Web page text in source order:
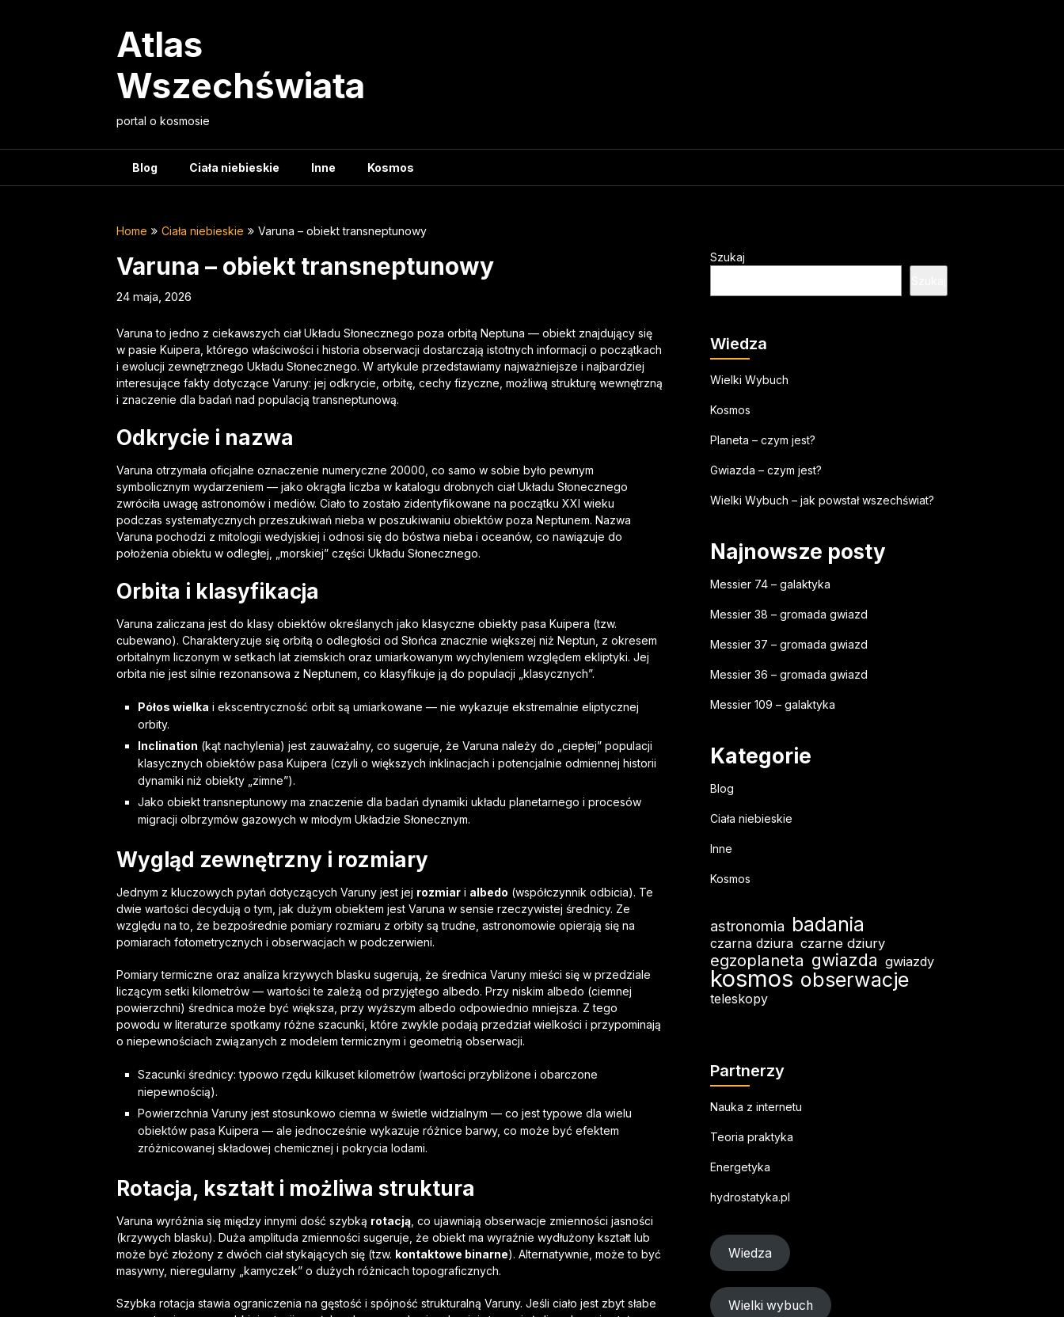
Atlas
Wszechświata
portal o kosmosie
Blog Ciała niebieskie Inne Kosmos
Home Ciała niebieskie Varuna – obiekt transneptunowy
Varuna – obiekt transneptunowy
24 maja, 2026
Varuna to jedno z ciekawszych ciał Układu Słonecznego poza orbitą Neptuna — obiekt znajdujący się
w pasie Kuipera, którego właściwości i historia obserwacji dostarczają istotnych informacji o początkach
i ewolucji zewnętrznego Układu Słonecznego. W artykule przedstawiamy najważniejsze i najbardziej
interesujące fakty dotyczące Varuny: jej odkrycie, orbitę, cechy fizyczne, możliwą strukturę wewnętrzną
i znaczenie dla badań nad populacją transneptunową.
Odkrycie i nazwa
Varuna otrzymała oficjalne oznaczenie numeryczne 20000, co samo w sobie było pewnym
symbolicznym wydarzeniem — jako okrągła liczba w katalogu drobnych ciał Układu Słonecznego
zwróciła uwagę astronomów i mediów. Ciało to zostało zidentyfikowane na początku XXI wieku
podczas systematycznych przeszukiwań nieba w poszukiwaniu obiektów poza Neptunem. Nazwa
Varuna pochodzi z mitologii wedyjskiej i odnosi się do bóstwa nieba i oceanów, co nawiązuje do
położenia obiektu w odległej, „morskiej” części Układu Słonecznego.
Orbita i klasyfikacja
Varuna zaliczana jest do klasy obiektów określanych jako klasyczne obiekty pasa Kuipera (tzw.
cubewano). Charakteryzuje się orbitą o odległości od Słońca znacznie większej niż Neptun, z okresem
orbitalnym liczonym w setkach lat ziemskich oraz umiarkowanym wychyleniem względem ekliptyki. Jej
orbita nie jest silnie rezonansowa z Neptunem, co klasyfikuje ją do populacji „klasycznych”.
Półos wielka i ekscentryczność orbit są umiarkowane — nie wykazuje ekstremalnie eliptycznej
orbity.
Inclination (kąt nachylenia) jest zauważalny, co sugeruje, że Varuna należy do „ciepłej” populacji
klasycznych obiektów pasa Kuipera (czyli o większych inklinacjach i potencjalnie odmiennej historii
dynamiki niż obiekty „zimne”).
Jako obiekt transneptunowy ma znaczenie dla badań dynamiki układu planetarnego i procesów
migracji olbrzymów gazowych w młodym Układzie Słonecznym.
Wygląd zewnętrzny i rozmiary
Jednym z kluczowych pytań dotyczących Varuny jest jej rozmiar i albedo (współczynnik odbicia). Te
dwie wartości decydują o tym, jak dużym obiektem jest Varuna w sensie rzeczywistej średnicy. Ze
względu na to, że bezpośrednie pomiary rozmiaru z orbity są trudne, astronomowie opierają się na
pomiarach fotometrycznych i obserwacjach w podczerwieni.
Pomiary termiczne oraz analiza krzywych blasku sugerują, że średnica Varuny mieści się w przedziale
liczącym setki kilometrów — wartości te zależą od przyjętego albedo. Przy niskim albedo (ciemnej
powierzchni) średnica może być większa, przy wyższym albedo odpowiednio mniejsza. Z tego
powodu w literaturze spotkamy różne szacunki, które zwykle podają przedział wielkości i przypominają
o niepewnościach związanych z modelem termicznym i geometrią obserwacji.
Szacunki średnicy: typowo rzędu kilkuset kilometrów (wartości przybliżone i obarczone
niepewnością).
Powierzchnia Varuny jest stosunkowo ciemna w świetle widzialnym — co jest typowe dla wielu
obiektów pasa Kuipera — ale jednocześnie wykazuje różnice barwy, co może być efektem
zróżnicowanej składowej chemicznej i pokrycia lodami.
Rotacja, kształt i możliwa struktura
Varuna wyróżnia się między innymi dość szybką rotacją , co ujawniają obserwacje zmienności jasności
(krzywych blasku). Duża amplituda zmienności sugeruje, że obiekt ma wyraźnie wydłużony kształt lub
może być złożony z dwóch ciał stykających się (tzw. kontaktowe binarne). Alternatywnie, może to być
masywny, nieregularny „kamyczek” o dużych różnicach topograficznych.
Szybka rotacja stawia ograniczenia na gęstość i spójność strukturalną Varuny. Jeśli ciało jest zbyt słabe
Szukaj
Wiedza
Wielki Wybuch
Kosmos
Planeta – czym jest?
Gwiazda – czym jest?
Wielki Wybuch – jak powstał wszechświat?
Najnowsze posty
Messier 74 – galaktyka
Messier 38 – gromada gwiazd
Messier 37 – gromada gwiazd
Messier 36 – gromada gwiazd
Messier 109 – galaktyka
Kategorie
Blog
Ciała niebieskie
Inne
Kosmos
astronomia badania
czarna dziura czarne dziury
egzoplaneta gwiazda gwiazdy
kosmos obserwacje
teleskopy
Partnerzy
Nauka z internetu
Teoria praktyka
Energetyka
hydrostatyka.pl
Wiedza
Wielki wybuch